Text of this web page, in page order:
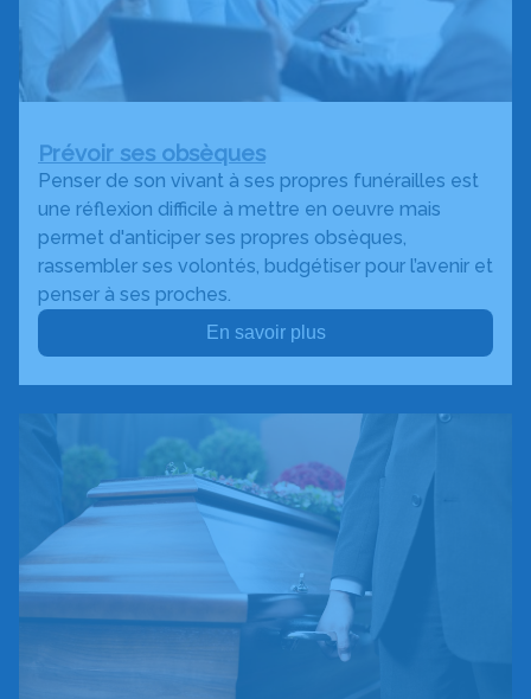
Prévoir ses obsèques
Penser de son vivant à ses propres funérailles est
une réflexion difficile à mettre en oeuvre mais
permet d'anticiper ses propres obsèques,
rassembler ses volontés, budgétiser pour l’avenir et
penser à ses proches.
En savoir plus